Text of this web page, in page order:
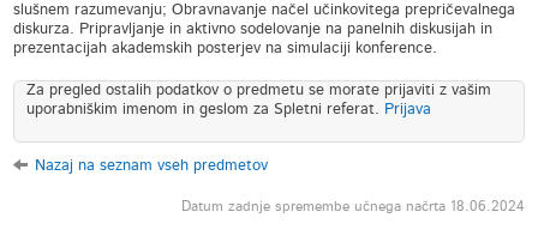
slušnem razumevanju; Obravnavanje načel učinkovitega prepričevalnega
diskurza. Pripravljanje in aktivno sodelovanje na panelnih diskusijah in
prezentacijah akademskih posterjev na simulaciji konference.
Za pregled ostalih podatkov o predmetu se morate prijaviti z vašim
uporabniškim imenom in geslom za Spletni referat. Prijava
Nazaj na seznam vseh predmetov
Datum zadnje spremembe učnega načrta 18.06.2024